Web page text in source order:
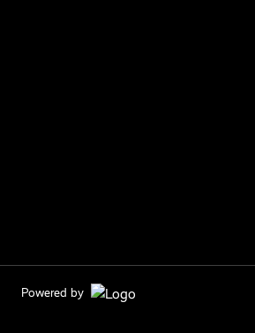
Powered by